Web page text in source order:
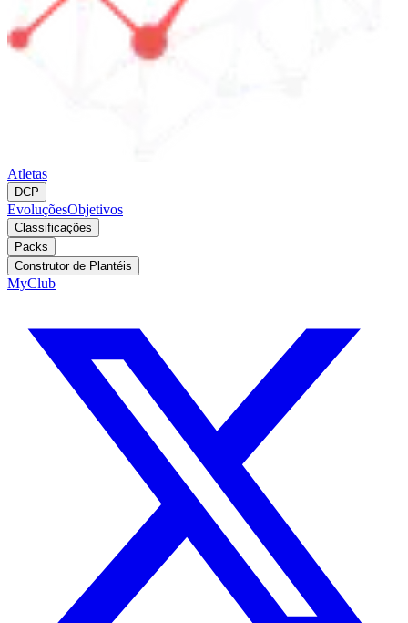
Atletas
DCP
EvoluçõesObjetivos
Classificações
Packs
Construtor de Plantéis
MyClub